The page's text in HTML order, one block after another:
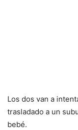
Los dos van a
trasladado a un
bebé.